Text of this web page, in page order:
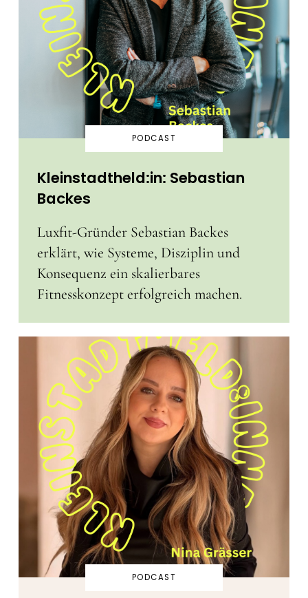
PODCAST
Kleinstadtheld:in: Sebastian
Backes
Luxfit-Gründer Sebastian Backes
erklärt, wie Systeme, Disziplin und
Konsequenz ein skalierbares
Fitnesskonzept erfolgreich machen.
PODCAST